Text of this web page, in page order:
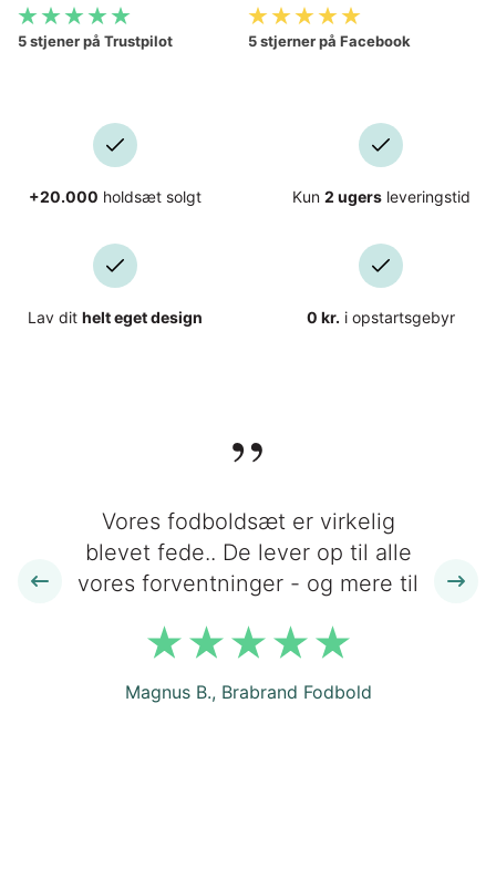
5 stjener på Trustpilot 5 stjerner på Facebook
+20.000 holdsæt solgt Kun 2 ugersleveringstid
Lav dit helt eget design 0 kr. i opstartsgebyr
”
Vores fodboldsæt er virkelig
blevet fede.. De lever op til alle
vores forventninger - og mere til
Magnus B., Brabrand Fodbold